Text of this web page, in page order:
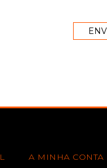
A MINHA CONTA